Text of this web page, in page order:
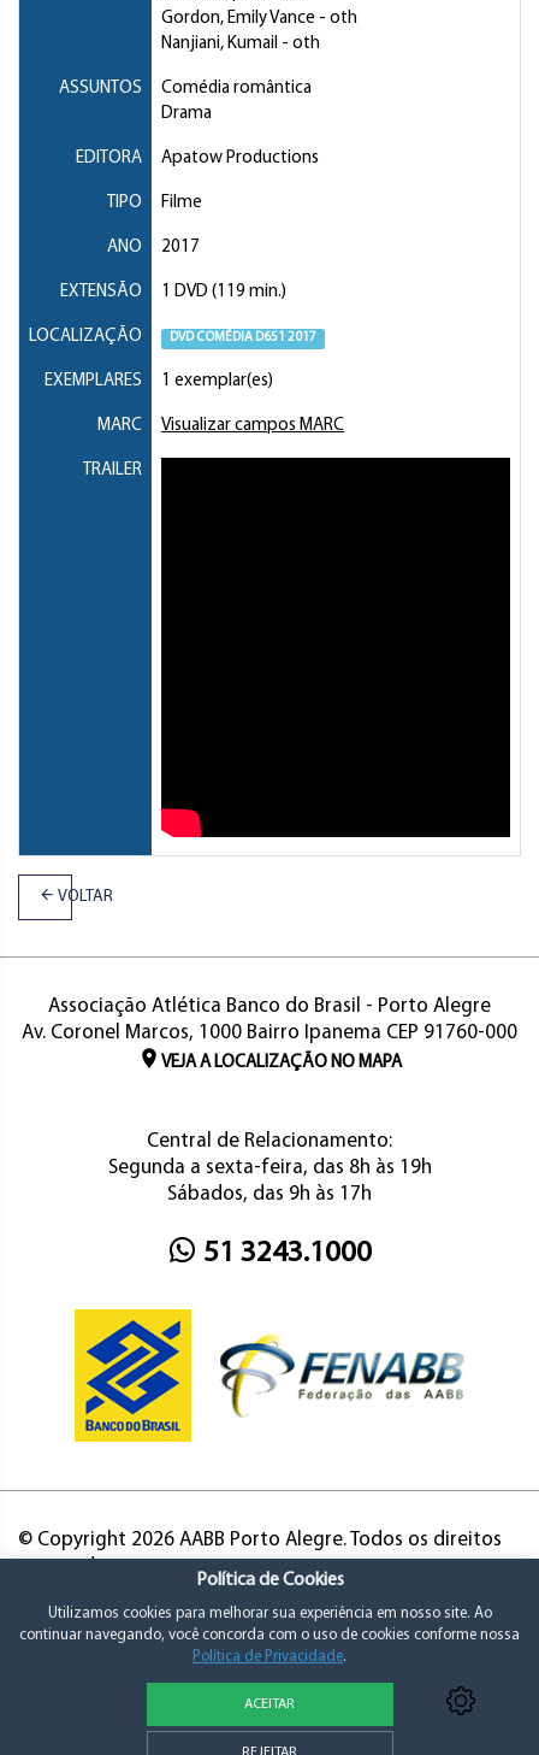
Gordon, Emily Vance - oth
Nanjiani, Kumail - oth
ASSUNTOS
Comédia romântica
Drama
EDITORA Apatow Productions
TIPO Filme
ANO 2017
EXTENSÃO 1 DVD (119 min.)
LOCALIZAÇÃO DVD COMÉDIA D651 2017
EXEMPLARES 1 exemplar(es)
MARC Visualizar campos MARC
TRAILER
VOLTAR
Associação Atlética Banco do Brasil - Porto Alegre
Av. Coronel Marcos, 1000 Bairro Ipanema CEP 91760-000
VEJA A LOCALIZAÇÃO NO MAPA
Central de Relacionamento:
Segunda a sexta-feira, das 8h às 19h
Sábados, das 9h às 17h
51 3243.1000
© Copyright 2026 AABB Porto Alegre. Todos os direitos
Política de Privacidade e Consentimento
Política de Cookies
Utilizamos cookies para melhorar sua experiência em nosso site. Ao
continuar navegando, você concorda com o uso de cookies conforme nossa
Política de Privacidade.
ACEITAR